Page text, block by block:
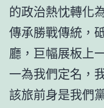
的政治熱忱轉化
傳承勝戰傳統，
廳，巨幅展板上
一為我們定名，
該旅前身是我們